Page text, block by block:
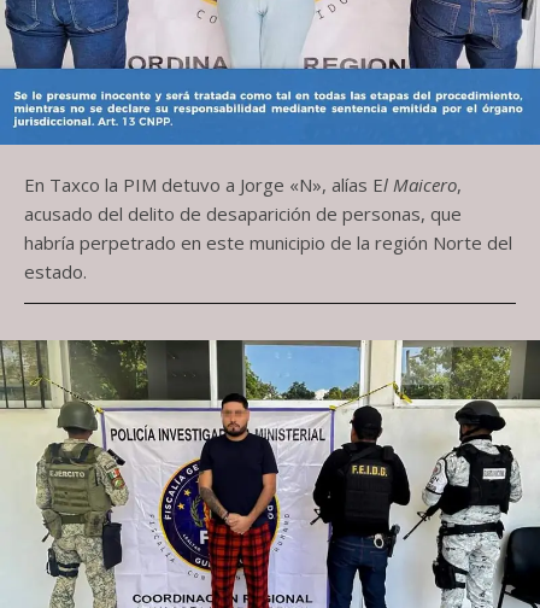
En Taxco la PIM detuvo a Jorge «N», alías El Maicero,
acusado del delito de desaparición de personas, que
habría perpetrado en este municipio de la región Norte del
estado.